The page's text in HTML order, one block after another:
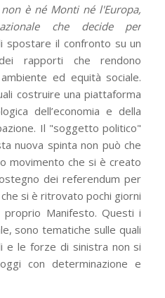
è né Monti né l'Europa,
che decide per
spostare il confronto su un
rapporti che rendono
ed equità sociale.
costruire una piattaforma
dell’economia e della
Il "soggetto politico"
nuova spinta non può che
movimento che si è creato
dei referendum per
che si è ritrovato pochi giorni
Manifesto. Questi i
sono tematiche sulle quali
e le forze di sinistra non si
con determinazione e